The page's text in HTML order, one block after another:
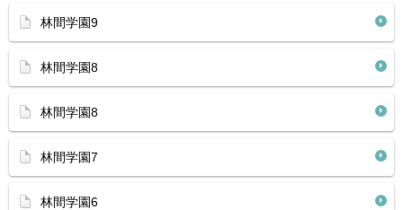
林間学園9
林間学園8
林間学園8
林間学園7
林間学園6